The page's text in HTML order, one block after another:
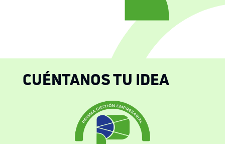
CUÉNTANOS TU IDEA